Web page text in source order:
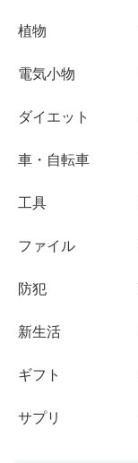
植物
電気小物
ダイエット
車・自転車
工具
ファイル
防犯
新生活
ギフト
サプリ